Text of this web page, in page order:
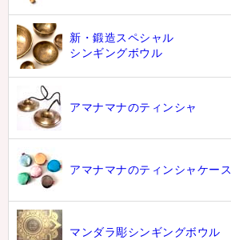
新・鍛造スペシャル
シンギングボウル
アマナマナのティンシャ
アマナマナのティンシャケース
マンダラ彫シンギングボウル